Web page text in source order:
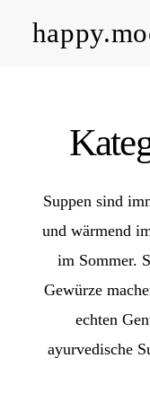
Suppen sind
und wärmend
im Sommer.
Gewürze
echten
ayurvedische